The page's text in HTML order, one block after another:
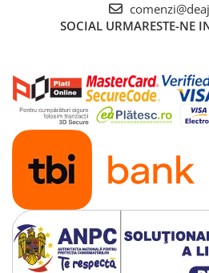
SOCIAL URMARESTE-NE